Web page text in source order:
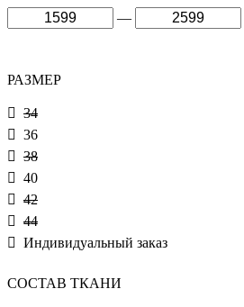
—
РАЗМЕР
34
36
38
40
42
44
Индивидуальный заказ
СОСТАВ ТКАНИ